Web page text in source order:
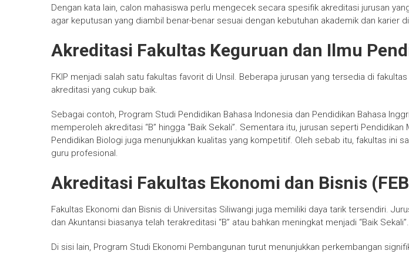
Dengan kata lain, calon mahasiswa perlu mengecek secara spesifik akreditasi jurusan
agar keputusan yang diambil benar-benar sesuai dengan kebutuhan akademik dan karier
Akreditasi Fakultas Keguruan dan Ilmu
FKIP menjadi salah satu fakultas favorit di Unsil. Beberapa jurusan yang tersedia di
akreditasi yang cukup baik.
Sebagai contoh, Program Studi Pendidikan Bahasa Indonesia dan Pendidikan Bahasa
memperoleh akreditasi “B” hingga “Baik Sekali”. Sementara itu, jurusan seperti Pendidikan
Pendidikan Biologi juga menunjukkan kualitas yang kompetitif. Oleh sebab itu, fakultas ini
guru profesional.
Akreditasi Fakultas Ekonomi dan Bisnis
Fakultas Ekonomi dan Bisnis di Universitas Siliwangi juga memiliki daya tarik tersendiri.
dan Akuntansi biasanya telah terakreditasi “B” atau bahkan meningkat menjadi “Baik Sekali”.
Di sisi lain, Program Studi Ekonomi Pembangunan turut menunjukkan perkembangan